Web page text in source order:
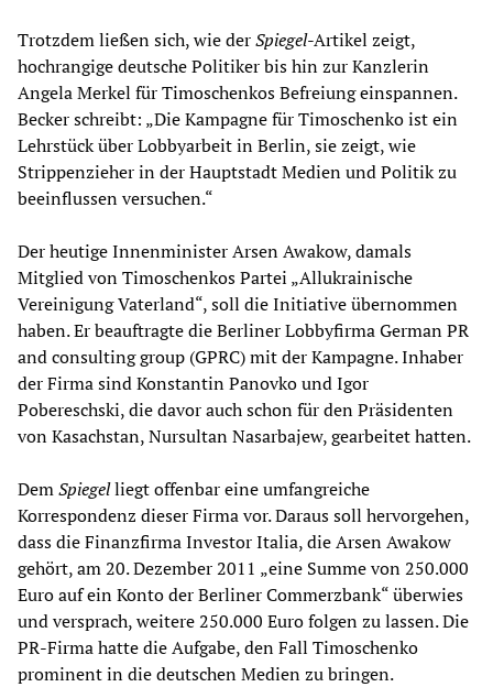
Trotzdem ließen sich, wie derSpiegel-Artikel zeigt,
hochrangige deutsche Politiker bis hin zur Kanzlerin
Angela Merkel für Timoschenkos Befreiung einspannen.
Becker schreibt: „Die Kampagne für Timoschenko ist ein
Lehrstück über Lobbyarbeit in Berlin, sie zeigt, wie
Strippenzieher in der Hauptstadt Medien und Politik zu
beeinflussen versuchen.“
Der heutige Innenminister Arsen Awakow, damals
Mitglied von Timoschenkos Partei „Allukrainische
Vereinigung Vaterland“, soll die Initiative übernommen
haben. Er beauftragte die Berliner Lobbyfirma German PR
and consulting group (GPRC) mit der Kampagne. Inhaber
der Firma sind Konstantin Panovko und Igor
Pobereschski, die davor auch schon für den Präsidenten
von Kasachstan, Nursultan Nasarbajew, gearbeitet hatten.
DemSpiegelliegt offenbar eine umfangreiche
Korrespondenz dieser Firma vor. Daraus soll hervorgehen,
dass die Finanzfirma Investor Italia, die Arsen Awakow
gehört, am 20. Dezember 2011 „eine Summe von 250.000
Euro auf ein Konto der Berliner Commerzbank“ überwies
und versprach, weitere 250.000 Euro folgen zu lassen. Die
PR-Firma hatte die Aufgabe, den Fall Timoschenko
prominent in die deutschen Medien zu bringen.